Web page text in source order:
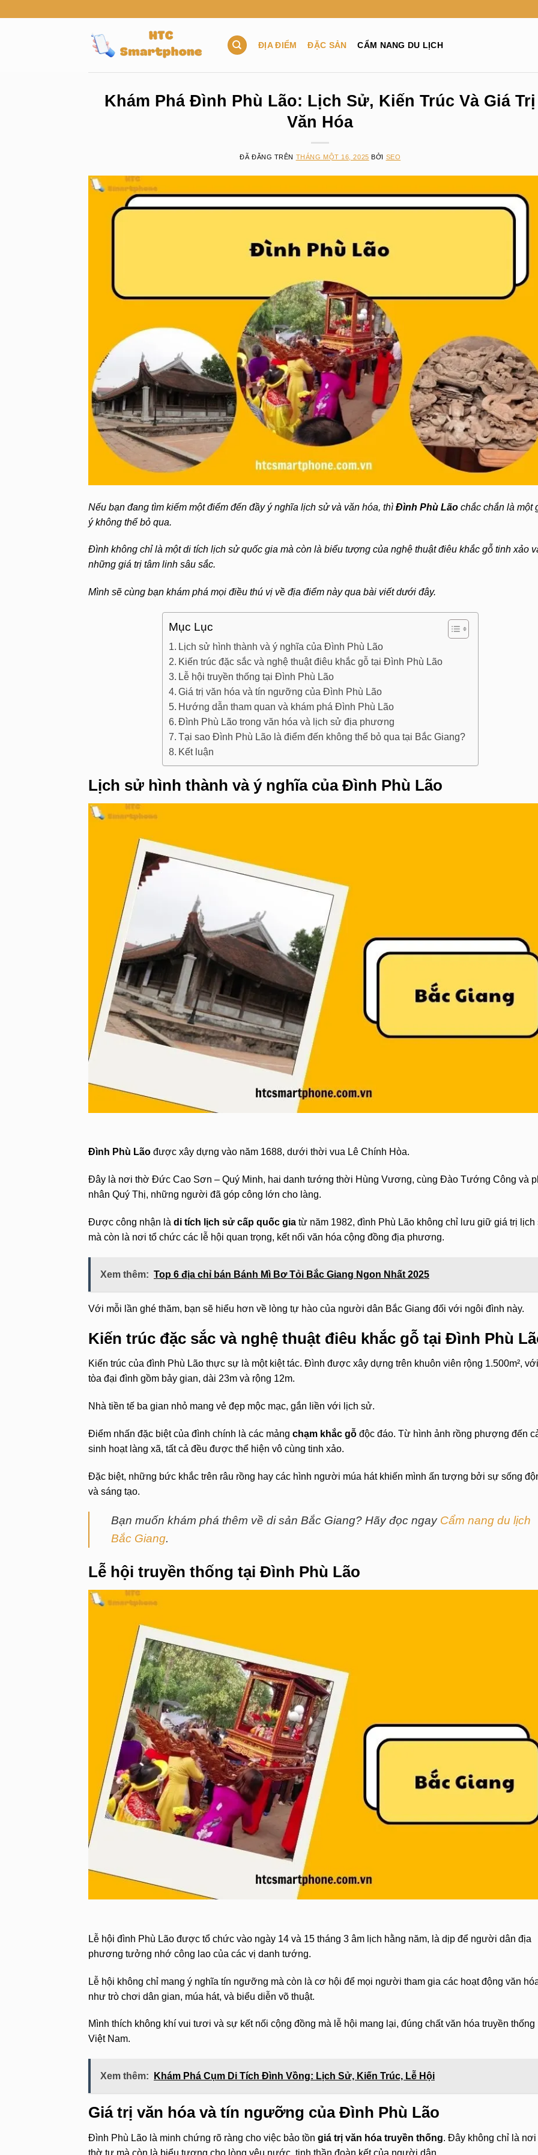
ĐỊA ĐIỂM ĐẶC SẢN CẨM NANG DU LỊCH
Khám Phá Đình Phù Lão: Lịch Sử, Kiến Trúc Và Giá Trị
Văn Hóa
ĐÃ ĐĂNG TRÊN THÁNG MỘT 16, 2025 BỞI SEO
Nếu bạn đang tìm kiếm một điểm đến đầy ý nghĩa lịch sử và văn hóa, thì Đình Phù Lão chắc chắn là một
ý không thể bỏ qua.
Đình không chỉ là một di tích lịch sử quốc gia mà còn là biểu tượng của nghệ thuật điêu khắc gỗ tinh xảo
những giá trị tâm linh sâu sắc.
Mình sẽ cùng bạn khám phá mọi điều thú vị về địa điểm này qua bài viết dưới đây.
Mục Lục
Lịch sử hình thành và ý nghĩa của Đình Phù Lão
Kiến trúc đặc sắc và nghệ thuật điêu khắc gỗ tại Đình Phù Lão
Lễ hội truyền thống tại Đình Phù Lão
Giá trị văn hóa và tín ngưỡng của Đình Phù Lão
Hướng dẫn tham quan và khám phá Đình Phù Lão
Đình Phù Lão trong văn hóa và lịch sử địa phương
Tại sao Đình Phù Lão là điểm đến không thể bỏ qua tại Bắc Giang?
Kết luận
Lịch sử hình thành và ý nghĩa của Đình Phù Lão
Đình Phù Lão được xây dựng vào năm 1688, dưới thời vua Lê Chính Hòa.
Đây là nơi thờ Đức Cao Sơn – Quý Minh, hai danh tướng thời Hùng Vương, cùng Đào Tướng Công và
nhân Quý Thị, những người đã góp công lớn cho làng.
Được công nhận là di tích lịch sử cấp quốc gia từ năm 1982, đình Phù Lão không chỉ lưu giữ giá trị lịch
mà còn là nơi tổ chức các lễ hội quan trọng, kết nối văn hóa cộng đồng địa phương.
Xem thêm: Top 6 địa chỉ bán Bánh Mì Bơ Tỏi Bắc Giang Ngon Nhất 2025
Với mỗi lần ghé thăm, bạn sẽ hiểu hơn về lòng tự hào của người dân Bắc Giang đối với ngôi đình này.
Kiến trúc đặc sắc và nghệ thuật điêu khắc gỗ tại Đình Phù
Kiến trúc của đình Phù Lão thực sự là một kiệt tác. Đình được xây dựng trên khuôn viên rộng 1.500m², với
tòa đại đình gồm bảy gian, dài 23m và rộng 12m.
Nhà tiền tế ba gian nhỏ mang vẻ đẹp mộc mạc, gắn liền với lịch sử.
Điểm nhấn đặc biệt của đình chính là các mảng chạm khắc gỗ độc đáo. Từ hình ảnh rồng phượng đến
sinh hoạt làng xã, tất cả đều được thể hiện vô cùng tinh xảo.
Đặc biệt, những bức khắc trên râu rồng hay các hình người múa hát khiến mình ấn tượng bởi sự sống
và sáng tạo.
Bạn muốn khám phá thêm về di sản Bắc Giang? Hãy đọc ngay Cẩm nang du lịch
Bắc Giang.
Lễ hội truyền thống tại Đình Phù Lão
Lễ hội đình Phù Lão được tổ chức vào ngày 14 và 15 tháng 3 âm lịch hằng năm, là dịp để người dân địa
phương tưởng nhớ công lao của các vị danh tướng.
Lễ hội không chỉ mang ý nghĩa tín ngưỡng mà còn là cơ hội để mọi người tham gia các hoạt động văn
như trò chơi dân gian, múa hát, và biểu diễn võ thuật.
Mình thích không khí vui tươi và sự kết nối cộng đồng mà lễ hội mang lại, đúng chất văn hóa truyền thống
Việt Nam.
Xem thêm: Khám Phá Cụm Di Tích Đình Vồng: Lịch Sử, Kiến Trúc, Lễ Hội
Giá trị văn hóa và tín ngưỡng của Đình Phù Lão
Đình Phù Lão là minh chứng rõ ràng cho việc bảo tồn giá trị văn hóa truyền thống. Đây không chỉ là nơi
thờ tự mà còn là biểu tượng cho lòng yêu nước, tinh thần đoàn kết của người dân.